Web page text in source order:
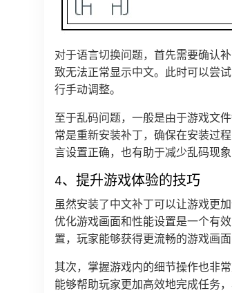
对于语言切换问题，首先需要确认
致无法正常显示中文。此时可以尝
行手动调整。
至于乱码问题，一般是由于游戏文
常是重新安装补丁，确保在安装过
言设置正确，也有助于减少乱码现象
4、提升游戏体验的技巧
虽然安装了中文补丁可以让游戏更
优化游戏画面和性能设置是一个有
置，玩家能够获得更流畅的游戏画面
其次，掌握游戏内的细节操作也非
能够帮助玩家更加高效地完成任务